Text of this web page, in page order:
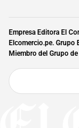
Empresa Editora El
Elcomercio.pe. Grupo
Miembro del Grupo